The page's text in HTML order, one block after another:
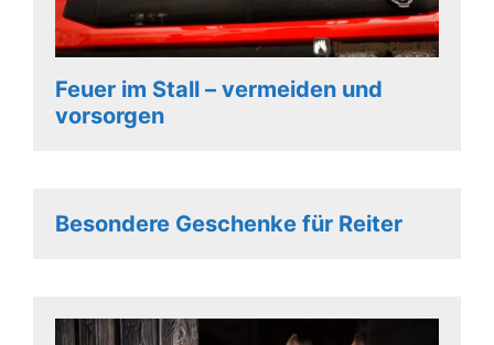
Feuer im Stall – vermeiden und
vorsorgen
Besondere Geschenke für Reiter